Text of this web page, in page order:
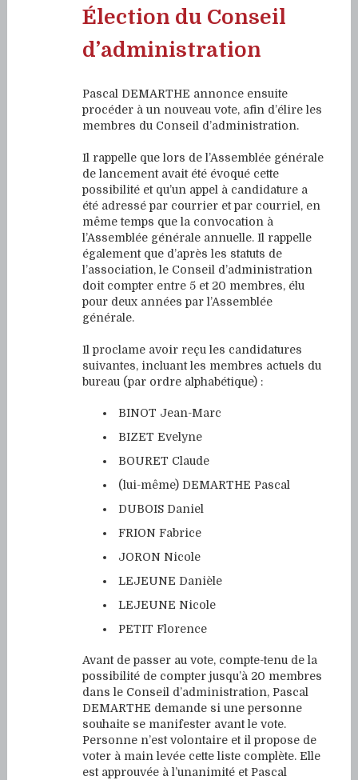
Élection du Conseil
d’administration
Pascal DEMARTHE annonce ensuite
procéder à un nouveau vote, afin d’élire les
membres du Conseil d’administration.
Il rappelle que lors de l’Assemblée générale
de lancement avait été évoqué cette
possibilité et qu’un appel à candidature a
été adressé par courrier et par courriel, en
même temps que la convocation à
l’Assemblée générale annuelle. Il rappelle
également que d’après les statuts de
l’association, le Conseil d’administration
doit compter entre 5 et 20 membres, élu
pour deux années par l’Assemblée
générale.
Il proclame avoir reçu les candidatures
suivantes, incluant les membres actuels du
bureau (par ordre alphabétique) :
BINOT Jean-Marc
BIZET Evelyne
BOURET Claude
(lui-même) DEMARTHE Pascal
DUBOIS Daniel
FRION Fabrice
JORON Nicole
LEJEUNE Danièle
LEJEUNE Nicole
PETIT Florence
Avant de passer au vote, compte-tenu de la
possibilité de compter jusqu’à 20 membres
dans le Conseil d’administration, Pascal
DEMARTHE demande si une personne
souhaite se manifester avant le vote.
Personne n’est volontaire et il propose de
voter à main levée cette liste complète. Elle
est approuvée à l’unanimité et Pascal